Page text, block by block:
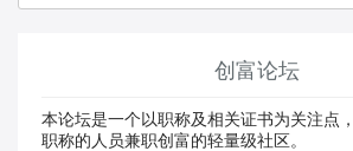
创富论坛
本论坛是一个以职称及相关证书为关注点
职称的人员兼职创富的轻量级社区。